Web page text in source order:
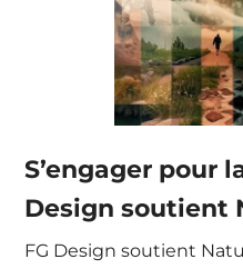
S’engager pour
Design soutient
FG Design soutient